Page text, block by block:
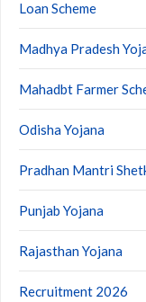
Loan Scheme
Madhya Pradesh
Mahadbt Farmer
Odisha Yojana
Pradhan Mantri
Punjab Yojana
Rajasthan Yojana
Recruitment 2026